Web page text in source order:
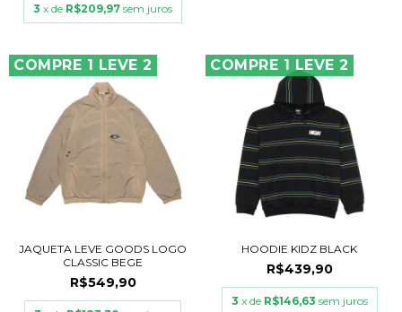
3 x de R$209,97 sem juros
COMPRE 1 LEVE 2
JAQUETA LEVE GOODS LOGO
CLASSIC BEGE
R$549,90
COMPRE 1 LEVE 2
HOODIE KIDZ BLACK
R$439,90
3 x de R$146,63 sem juros